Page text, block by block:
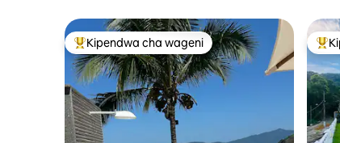
Kipendwa maarufu cha wageni
Kipendwa cha wageni